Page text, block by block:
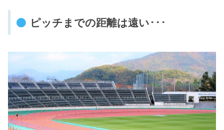
ピッチまでの距離は遠い･･･